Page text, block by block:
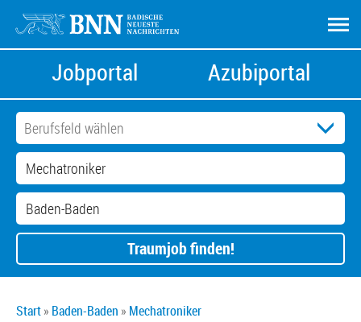
Jobportal Azubiportal
Traumjob finden!
Start Baden-Baden Mechatroniker